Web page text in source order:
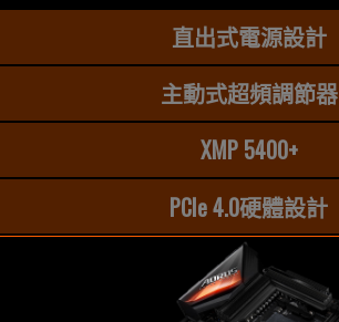
直出式電源設計
主動式超頻調節器
XMP 5400+
PCIe 4.0硬體設計